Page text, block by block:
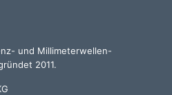
und Millimeterwellen-
2011.